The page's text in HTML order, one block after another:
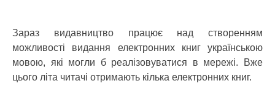
Зараз видавництво працює над створенням
можливості видання електронних книг українською
мовою, які могли б реалізовуватися в мережі. Вже
цього літа читачі отримають кілька електронних книг.